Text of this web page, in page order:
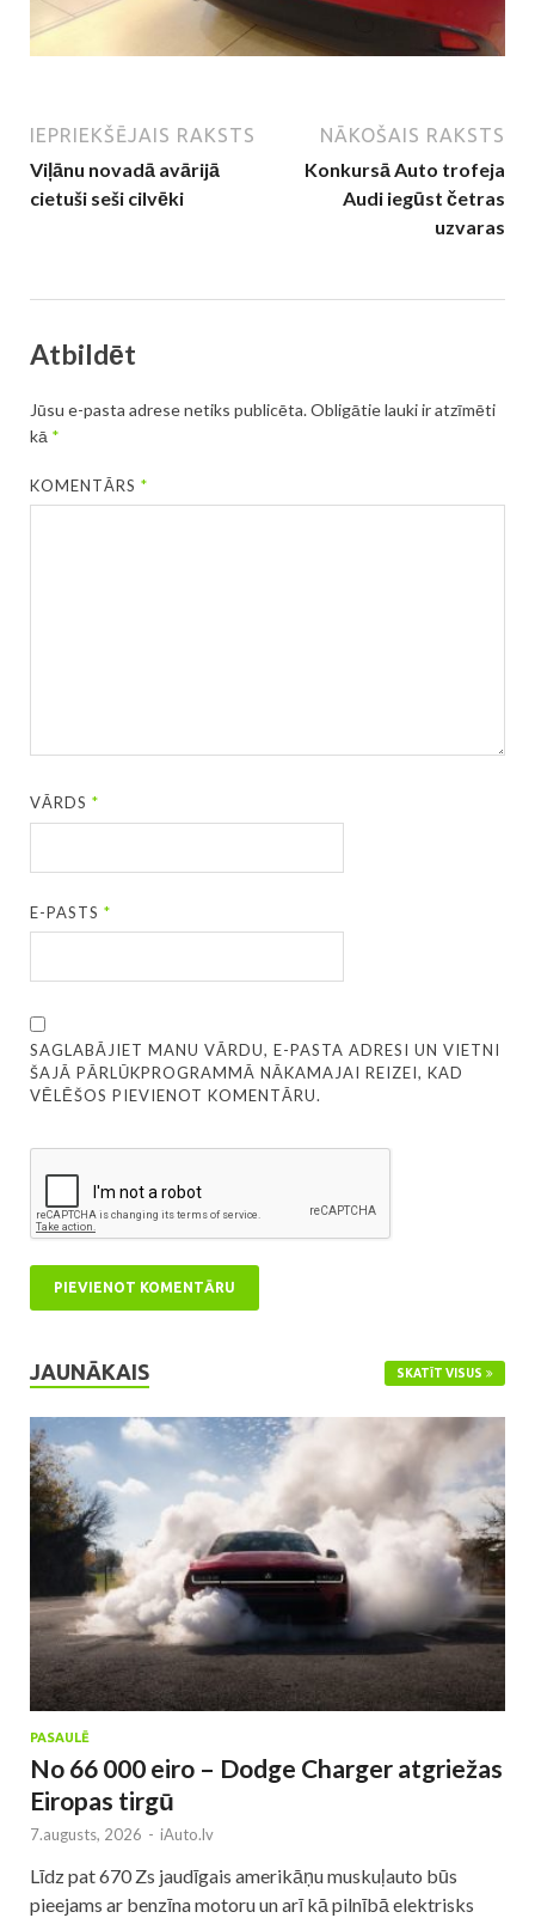
IEPRIEKŠĒJAIS RAKSTS
Viļānu novadā avārijā
cietuši seši cilvēki
NĀKOŠAIS RAKSTS
Konkursā Auto trofeja
Audi iegūst četras
uzvaras
Atbildēt
Jūsu e-pasta adrese netiks publicēta.Obligātie lauki ir atzīmēti
kā *
KOMENTĀRS*
VĀRDS*
E-PASTS*
SAGLABĀJIET MANU VĀRDU, E-PASTA ADRESI UN VIETNI
ŠAJĀ PĀRLŪKPROGRAMMĀ NĀKAMAJAI REIZEI, KAD
VĒLĒŠOS PIEVIENOT KOMENTĀRU.
JAUNĀKAIS SKATĪT VISUS
PASAULĒ
No 66 000 eiro – Dodge Charger atgriežas
Eiropas tirgū
7.augusts, 2026 - iAuto.lv
Līdz pat 670 Zs jaudīgais amerikāņu muskuļauto būs
pieejams ar benzīna motoru un arī kā pilnībā elektrisks